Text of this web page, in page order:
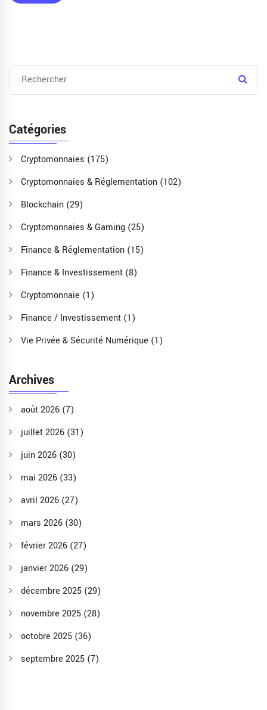
Catégories
Cryptomonnaies (175)
Cryptomonnaies & Réglementation (102)
Blockchain (29)
Cryptomonnaies & Gaming (25)
Finance & Réglementation (15)
Finance & Investissement (8)
Cryptomonnaie (1)
Finance / Investissement (1)
Vie Privée & Sécurité Numérique (1)
Archives
août 2026 (7)
juillet 2026 (31)
juin 2026 (30)
mai 2026 (33)
avril 2026 (27)
mars 2026 (30)
février 2026 (27)
janvier 2026 (29)
décembre 2025 (29)
novembre 2025 (28)
octobre 2025 (36)
septembre 2025 (7)